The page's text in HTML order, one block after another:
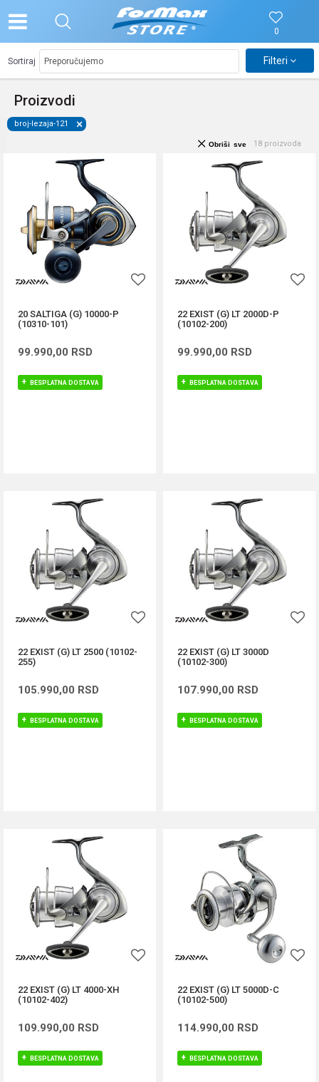
0
Proizvodi
Sortiraj Filteri
broj-lezaja-121
18 proizvoda
Obriši sve
20 SALTIGA (G) 10000-P
(10310-101)
99.990,00 RSD
BESPLATNA DOSTAVA
22 EXIST (G) LT 2000D-P
(10102-200)
99.990,00 RSD
BESPLATNA DOSTAVA
22 EXIST (G) LT 2500 (10102-
255)
105.990,00 RSD
BESPLATNA DOSTAVA
22 EXIST (G) LT 3000D
(10102-300)
107.990,00 RSD
BESPLATNA DOSTAVA
22 EXIST (G) LT 4000-XH
(10102-402)
109.990,00 RSD
BESPLATNA DOSTAVA
22 EXIST (G) LT 5000D-C
(10102-500)
114.990,00 RSD
BESPLATNA DOSTAVA